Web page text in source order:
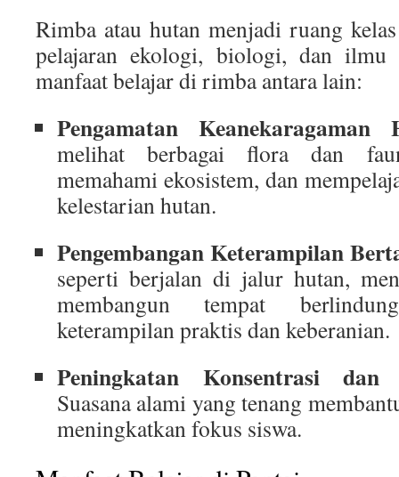
Rimba atau hutan menjadi ruang
pelajaran ekologi, biologi, dan ilmu
manfaat belajar di rimba antara lain:
Pengamatan Keanekaragaman
melihat berbagai flora dan
memahami ekosistem, dan
kelestarian hutan.
Pengembangan Keterampilan
seperti berjalan di jalur hutan,
membangun tempat
keterampilan praktis dan keberanian.
Peningkatan Konsentrasi dan
Suasana alami yang tenang
meningkatkan fokus siswa.